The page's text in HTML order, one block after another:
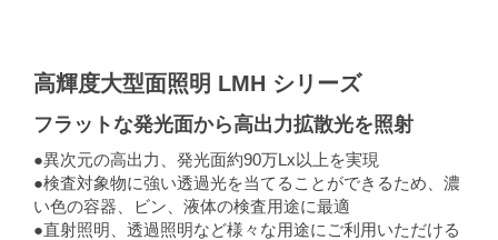
高輝度大型面照明 LMH シリーズ
フラットな発光面から高出力拡散光を照射
●異次元の高出力、発光面約90万Lx以上を実現
●検査対象物に強い透過光を当てることができるため、濃
い色の容器、ビン、液体の検査用途に最適
●直射照明、透過照明など様々な用途にご利用いただける